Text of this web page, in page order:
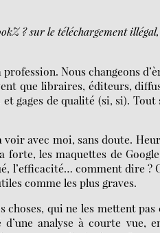
? sur le téléchargement
Nous changeons
que libraires, éditeurs,
gages de qualité (si, si).
avec moi, sans doute.
les maquettes de
l’efficacité… comment dire ?
comme les plus graves.
qui ne les mettent pas
analyse à courte vue,